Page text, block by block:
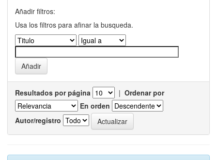
Añadir filtros:
Usa los filtros para afinar la busqueda.
Resultados por página | Ordenar por
En orden
Autor/registro